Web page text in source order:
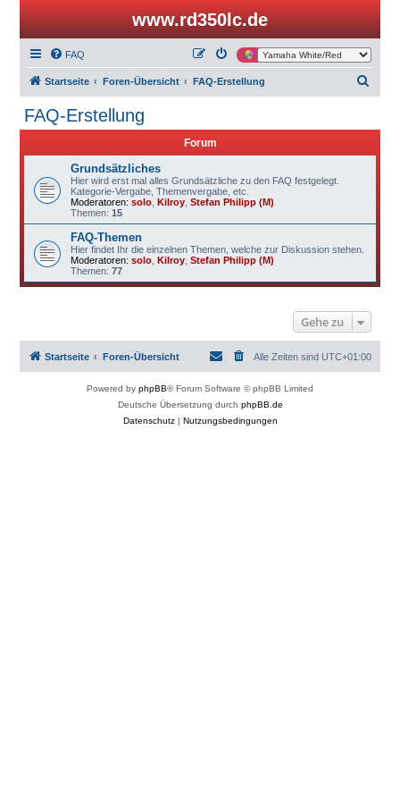
www.rd350lc.de
FAQ
Startseite Foren-Übersicht FAQ-Erstellung
FAQ-Erstellung
Forum
Grundsätzliches
Hier wird erst mal alles Grundsätzliche zu den FAQ festgelegt.
Kategorie-Vergabe, Themenvergabe, etc.
Moderatoren: solo, Kilroy, Stefan Philipp (M)
Themen: 15
FAQ-Themen
Hier findet Ihr die einzelnen Themen, welche zur Diskussion stehen.
Moderatoren: solo, Kilroy, Stefan Philipp (M)
Themen: 77
Gehe zu
Startseite Foren-Übersicht Alle Zeiten sind UTC+01:00
Powered by phpBB® Forum Software © phpBB Limited
Deutsche Übersetzung durch phpBB.de
Datenschutz| Nutzungsbedingungen